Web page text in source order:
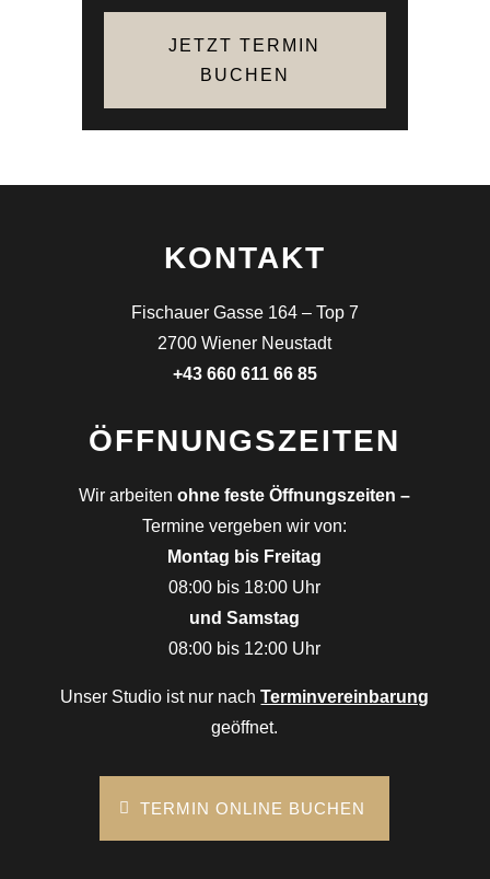
JETZT TERMIN
BUCHEN
KONTAKT
Fischauer Gasse 164 – Top 7
2700 Wiener Neustadt
+43 660 611 66 85
ÖFFNUNGSZEITEN
Wir arbeitenohne feste Öffnungszeiten –
Termine vergeben wir von:
Montag bis Freitag
08:00 bis 18:00 Uhr
und Samstag
08:00 bis 12:00 Uhr
Unser Studio ist nur nachTerminvereinbarung
geöffnet.
TERMIN ONLINE BUCHEN